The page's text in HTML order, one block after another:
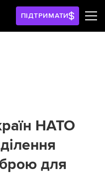
ПІДТРИМАТИ
НАТО
для